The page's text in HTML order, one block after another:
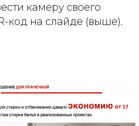
камеру своего
код на слайде (выше).